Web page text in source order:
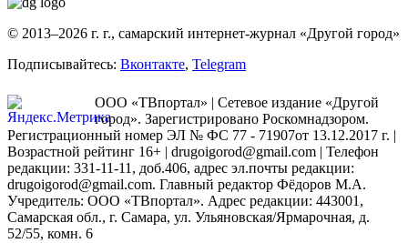
© 2013–2026 г. г., самарский интернет-журнал «Другой город»
Подписывайтесь: Вконтакте, Telegram
ООО «ТВпортал» | Сетевое издание «Другой
город». Зарегистрировано Роскомнадзором.
Регистрационный номер ЭЛ № ФС 77 - 71907от 13.12.2017 г. |
Возрастной рейтинг 16+ | drugoigorod@gmail.com | Телефон
редакции: 331-11-11, доб.406, адрес эл.почты редакции:
drugoigorod@gmail.com. Главный редактор Фёдоров М.А.
Учредитель: ООО «ТВпортал». Адрес редакции: 443001,
Самарская обл., г. Самара, ул. Ульяновская/Ярмарочная, д.
52/55, комн. 6